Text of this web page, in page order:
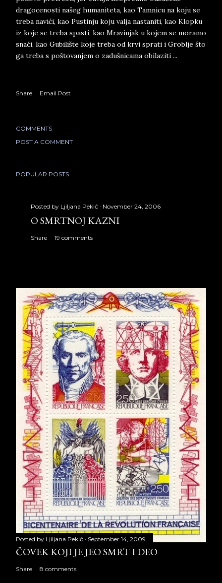
dragocenosti našeg humaniteta, kao Tamnicu na koju se
treba navići, kao Pustinju koju valja nastaniti, kao Klopku
iz koje se treba spasti, kao Mravinjak u kojem se moramo
snaći, kao Gubilište koje treba od krvi sprati i Groblje što
ga treba s poštovanjem o zadušnicama obilaziti ...
Share Email Post
COMMENTS
POST A COMMENT
POPULAR POSTS
Posted by Ljiljana Pekić November 24, 2006
O SMRTNOJ KAZNI
Share 19 comments
Posted by Ljiljana Pekić September 14, 2009
ČOVEK KOJI JE JEO SMRT I DEO
Share 8 comments